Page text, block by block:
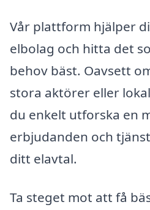
Vår plattform hjälper
elbolag och hitta det
behov bäst. Oavsett
stora aktörer eller
du enkelt utforska en
erbjudanden och
ditt elavtal.
Ta steget mot att få